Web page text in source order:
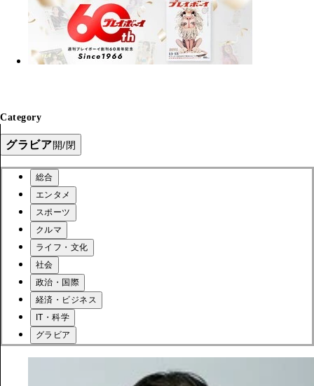
Category
グラビア開/閉
総合
エンタメ
スポーツ
クルマ
ライフ・文化
社会
政治・国際
経済・ビジネス
IT・科学
グラビア